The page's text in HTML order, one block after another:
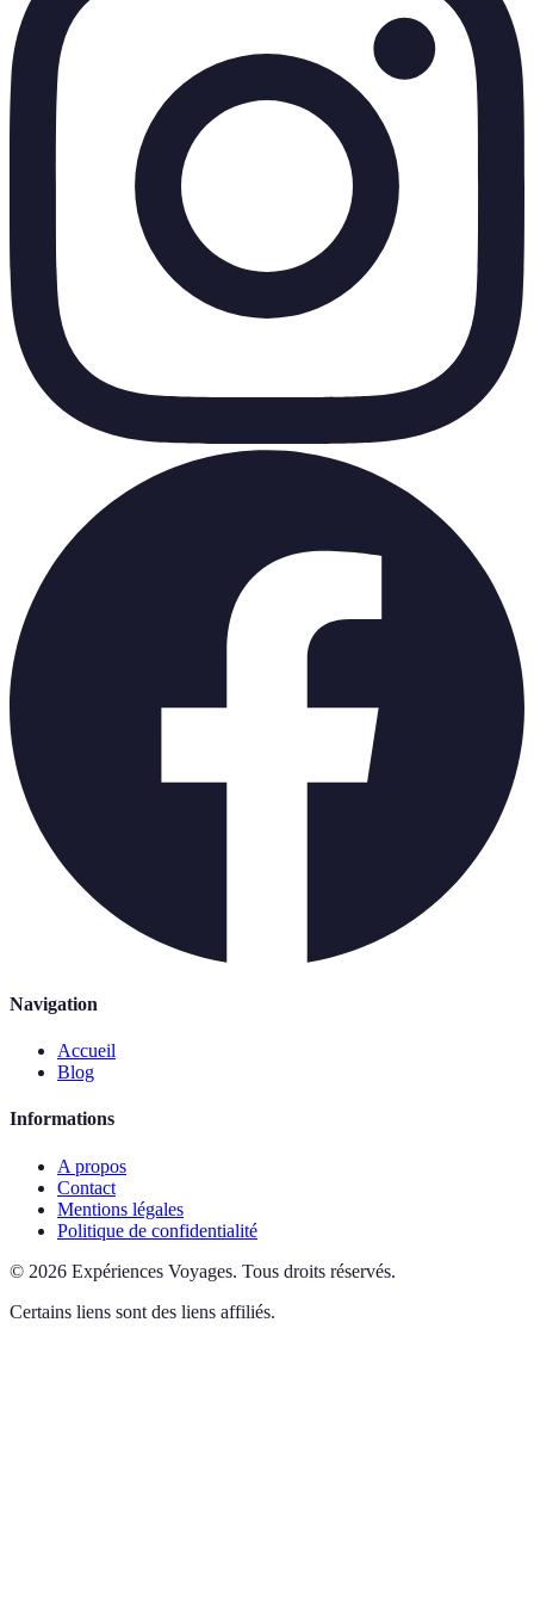
Navigation
Accueil
Blog
Informations
A propos
Contact
Mentions légales
Politique de confidentialité
© 2026 Expériences Voyages. Tous droits réservés.
Certains liens sont des liens affiliés.